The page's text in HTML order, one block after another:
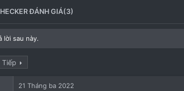
ĐÁNH GIÁ(3)
lời sau này.
Tiếp
21 Tháng ba 2022